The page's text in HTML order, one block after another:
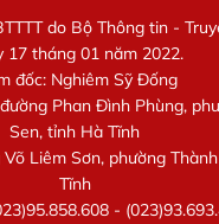
do Bộ Thông tin -
17 tháng 01 năm 2022.
đốc: Nghiêm Sỹ Đống
Phan Đình Phùng,
Sen, tỉnh Hà Tĩnh
Liêm Sơn, phường
Tĩnh
-